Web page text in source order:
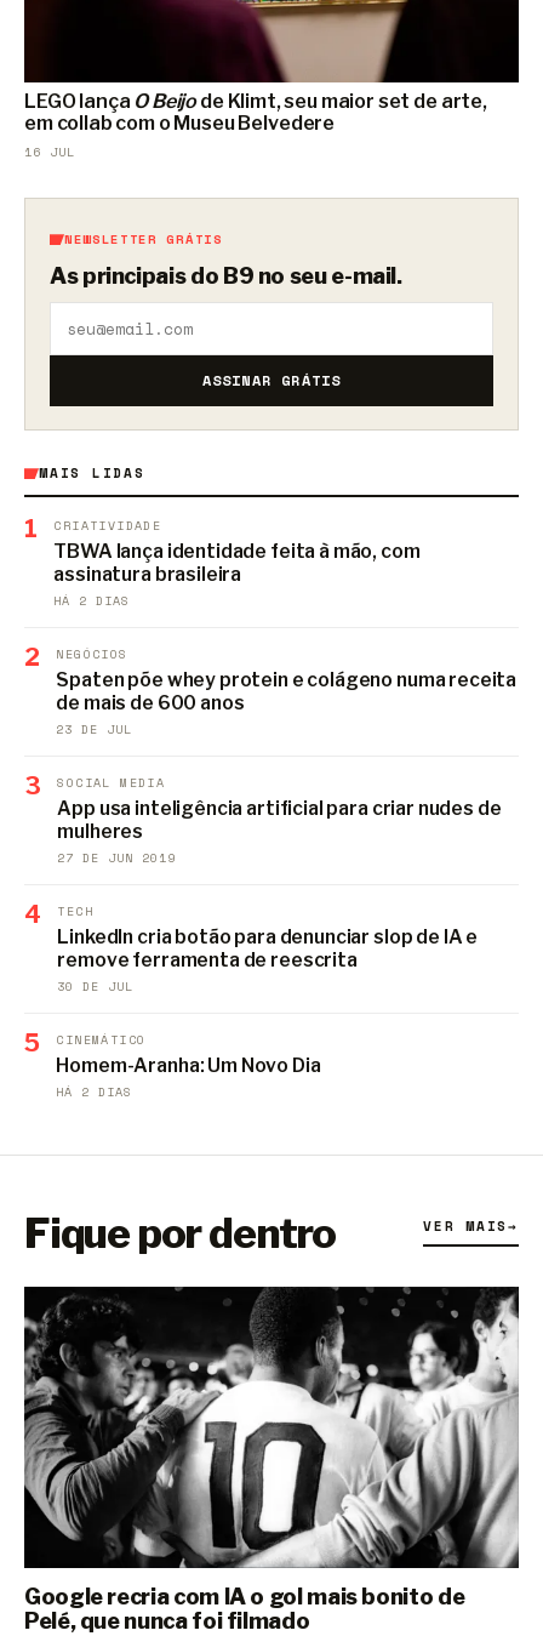
LEGO lança O Beijode Klimt, seu maior set de arte,
em collab com o Museu Belvedere
16 JUL
NEWSLETTER GRÁTIS
As principais do B9 no seu e-mail.
ASSINAR GRÁTIS
MAIS LIDAS
1 CRIATIVIDADE
TBWA lança identidade feita à mão, com
assinatura brasileira
HÁ 2 DIAS
2 NEGÓCIOS
Spaten põe whey protein e colágeno numa receita
de mais de 600 anos
23 DE JUL
3 SOCIAL MEDIA
App usa inteligência artificial para criar nudes de
mulheres
27 DE JUN 2019
4 TECH
LinkedIn cria botão para denunciar slop de IA e
remove ferramenta de reescrita
30 DE JUL
5 CINEMÁTICO
Homem-Aranha: Um Novo Dia
HÁ 2 DIAS
Fique por dentro VER MAIS→
Google recria com IA o gol mais bonito de
Pelé, que nunca foi filmado